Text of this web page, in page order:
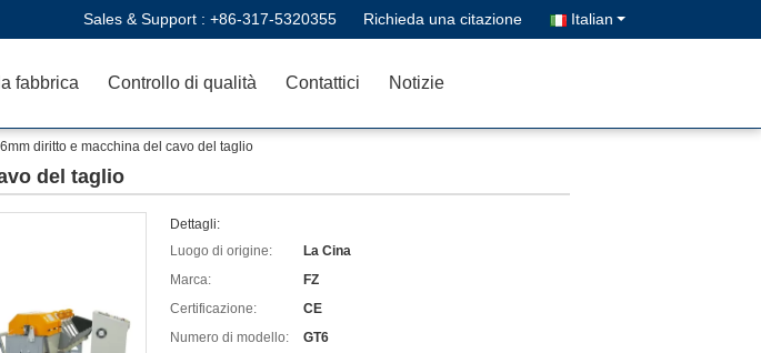
Sales & Support : +86-317-5320355 Richieda una citazione Italian
fabbrica Controllo di qualità Contattici Notizie
diritto e macchina del cavo del taglio
del taglio
Dettagli:
Luogo di origine:
La Cina
Marca:
FZ
Certificazione:
CE
Numero di modello:
GT6